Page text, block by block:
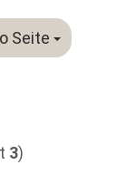
Seite
3)